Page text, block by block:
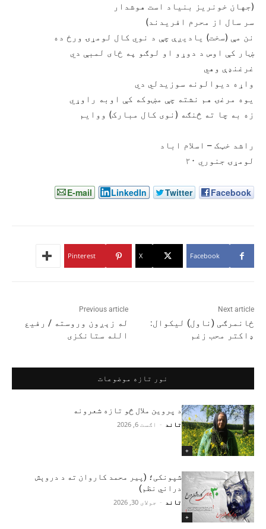
(جهان خونريز بنياد است هوشدار
سر سال از محرم افريدند)
نن مې (سخت) ياديږې چې د نوي کال لومړۍ ورځ ده
ښار کې اوس د دوړو او لوګو په ځاى لمبې دي
غرغنډې وهي
واړه ديوالونه سوزيدلي دي
يوه مرغۍ هم نشته چې مښوکه کې اوبه راوړي
زه به چا ته څنګه (نوی کال مبارک) ووايم
راشد خټک – اسلام اباد
لومړۍ جنوري ٢٠
Facebook
Twitter
LinkedIn
E-mail
Facebook
X
Pinterest
Previous article
له زېږون وروسته / رفیع
الله ستانکزی
Next article
ځانمرګی (ناول) لیکوال:
ډاکتر محب زغم
نور تازه موضوعات
+
د پروین ملال څو تازه شعرونه
تاند - اګست 6, 2026
+
شپونکی؛ (پير محمد کاروان ته د دروېش
دراني نظم)
تاند - جولای 30, 2026